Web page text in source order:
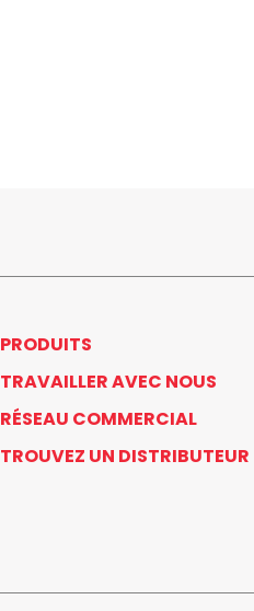
PRODUITS
TRAVAILLER AVEC NOUS
RÉSEAU COMMERCIAL
TROUVEZ UN DISTRIBUTEUR